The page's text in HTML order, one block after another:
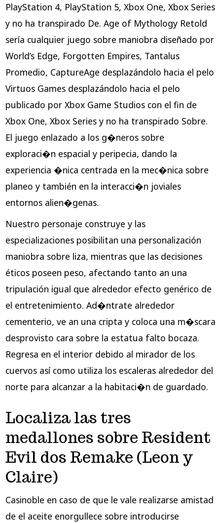
PlayStation 4, PlayStation 5, Xbox One, Xbox Series
y no ha transpirado De. Age of Mythology Retold
serí­a cualquier juego sobre maniobra diseñado por
World’s Edge, Forgotten Empires, Tantalus
Promedio, CaptureAge desplazándolo hacia el pelo
Virtuos Games desplazándolo hacia el pelo
publicado por Xbox Game Studios con el fin de
Xbox One, Xbox Series y no ha transpirado Sobre.
El juego enlazado a los g�neros sobre
exploraci�n espacial y peripecia, dando la
experiencia �nica centrada en la mec�nica sobre
planeo y también en la interacci�n joviales
entornos alien�genas.
Nuestro personaje construye y las
especializaciones posibilitan una personalización
maniobra sobre liza, mientras que las decisiones
éticos poseen peso, afectando tanto an una
tripulación igual que alrededor efecto genérico de
el entretenimiento. Ad�ntrate alrededor
cementerio, ve an una cripta y coloca una m�scara
desprovisto cara sobre la estatua falto bocaza.
Regresa en el interior debido al mirador de los
cuervos así­ como utiliza los escaleras alrededor del
norte para alcanzar a la habitaci�n de guardado.
Localiza las tres
medallones sobre Resident
Evil dos Remake (Leon y
Claire)
Casinoble en caso de que le vale realizarse amistad
de el aceite enorgullece sobre introducirse